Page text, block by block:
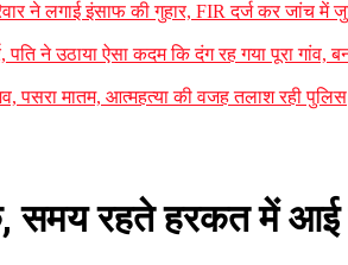
ने लगाई इंसाफ की गुहार, FIR दर्ज कर जांच में
ने उठाया ऐसा कदम कि दंग रह गया पूरा गांव,
पसरा मातम, आत्महत्या की वजह तलाश रही पुलिस
समय रहते हरकत में